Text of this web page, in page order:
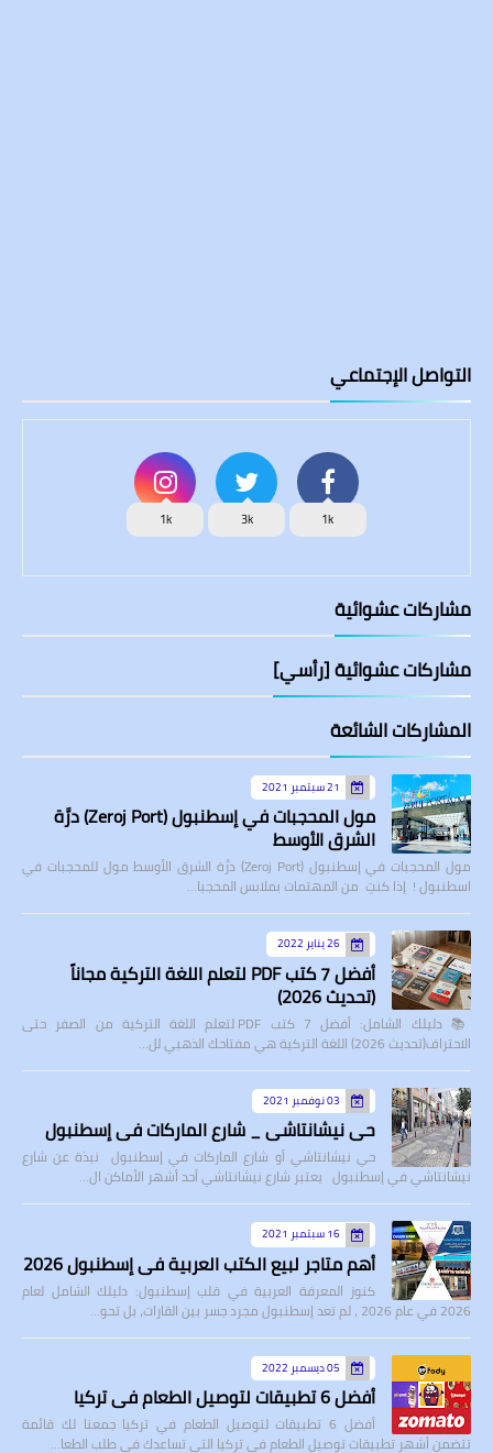
التواصل الإجتماعي
1k
3k
1k
مشاركات عشوائية
مشاركات عشوائية [رأسي]
المشاركات الشائعة
21 سبتمبر 2021
مول المحجبات في إسطنبول (Zeroj Port) درَّة
الشرق الأوسط
مول المحجبات في إسطنبول (Zeroj Port) درَّة الشرق الأوسط مول للمحجبات في
اسطنبول ! إذا كنتِ من المهتمات بملابس المحجبا…
26 يناير 2022
أفضل 7 كتب PDF لتعلم اللغة التركية مجاناً
(تحديث 2026)
📚 دليلك الشامل: أفضل 7 كتب PDF لتعلم اللغة التركية من الصفر حتى
الاحتراف(تحديث 2026) اللغة التركية هي مفتاحك الذهبي لل…
03 نوفمبر 2021
حي نيشانتاشي _ شارع الماركات في إسطنبول
حي نيشانتاشي أو شارع الماركات في إسطنبول نبذة عن شارع
نيشانتاشي في إسطنبول يعتبر شارع نيشانتاشي أحد أشهر الأماكن ال…
16 سبتمبر 2021
أهم متاجر لبيع الكتب العربية في إسطنبول 2026
كنوز المعرفة العربية في قلب إسطنبول: دليلك الشامل لعام
2026 في عام 2026 ، لم تعد إسطنبول مجرد جسر بين القارات، بل تحو…
05 ديسمبر 2022
أفضل 6 تطبيقات لتوصيل الطعام في تركيا
أفضل 6 تطبيقات لتوصيل الطعام في تركيا جمعنا لك قائمة
تتضمن أشهر تطبيقات توصيل الطعام في تركيا التي تساعدك في طلب الطعا…